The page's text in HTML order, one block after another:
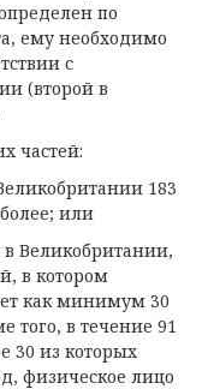
по
ему необходимо
с
(второй в
частей:
183
или
Великобритании,
в котором
как минимум 30
того, в течение 91
30 из которых
физическое лицо